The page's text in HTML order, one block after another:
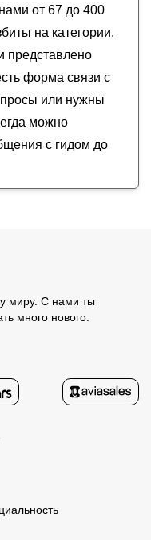
от 67 до 400
на категории.
представлено
форма связи с
или нужны
можно
с гидом до
миру. С нами ты
много нового.